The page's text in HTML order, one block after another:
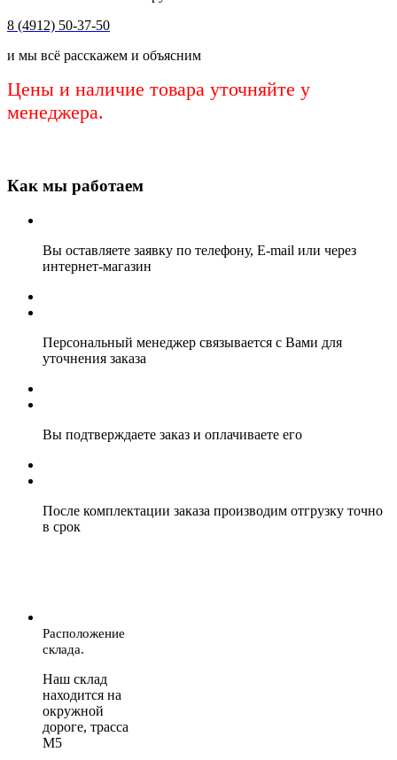
8 (4912) 50-37-50
и мы всё расскажем и объясним
Цены и наличие товара уточняйте у
менеджера.
Как мы работаем
Вы оставляете заявку по телефону, E-mail или через
интернет-магазин
Персональный менеджер связывается с Вами для
уточнения заказа
Вы подтверждаете заказ и оплачиваете его
После комплектации заказа производим отгрузку точно
в срок
Расположение
склада.
Наш склад
находится на
окружной
дороге, трасса
М5